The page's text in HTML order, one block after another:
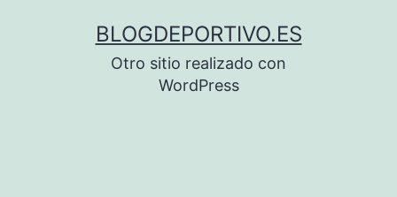
BLOGDEPORTIVO.ES
Otro sitio realizado con
WordPress